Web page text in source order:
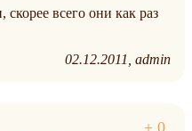
скорее всего они как раз
02.12.2011 admin